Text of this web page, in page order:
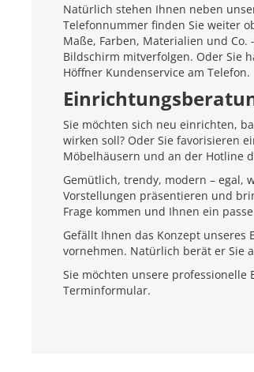
Natürlich stehen Ihnen neben
Telefonnummer finden Sie weiter
Maße, Farben, Materialien und
Bildschirm mitverfolgen. Oder Sie
Höffner Kundenservice am Telefon.
Sie möchten sich neu einrichten,
wirken soll? Oder Sie favorisieren
Möbelhäusern und an der Hotline
Gemütlich, trendy, modern – egal,
Vorstellungen präsentieren und
Frage kommen und Ihnen ein
Gefällt Ihnen das Konzept
vornehmen. Natürlich berät er Sie
Sie möchten unsere
Terminformular.